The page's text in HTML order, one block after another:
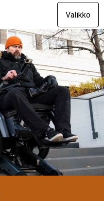
Valikko